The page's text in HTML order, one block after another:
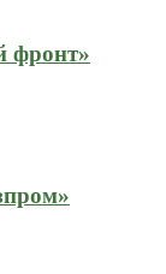
фронт»